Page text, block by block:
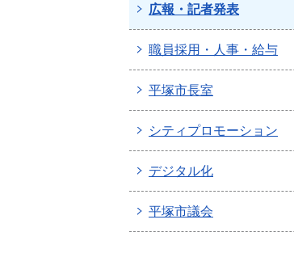
広報・記者発表
職員採用・人事・給与
平塚市長室
シティプロモーション
デジタル化
平塚市議会